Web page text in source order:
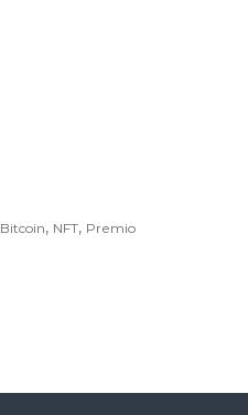
Bitcoin, NFT, Premio